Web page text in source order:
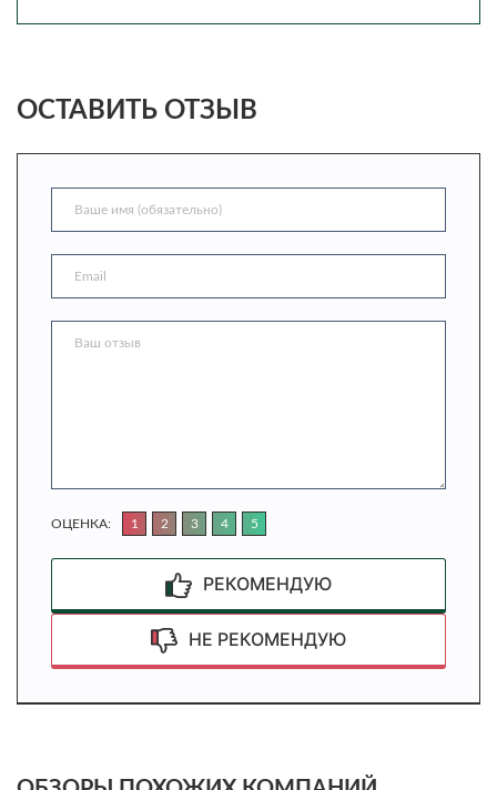
ОСТАВИТЬ ОТЗЫВ
ОЦЕНКА: 1 2 3 4 5
РЕКОМЕНДУЮ
НЕ РЕКОМЕНДУЮ